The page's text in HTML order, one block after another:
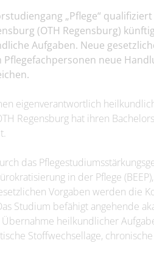
„Pflege“
(OTH Regensburg)
Aufgaben. Neue
neue
eigenverantwortlich
Regensburg hat ihren
das
in der Pflege
Vorgaben werden die
Studium befähigt angehende
heilkundlicher
Stoffwechsellage,